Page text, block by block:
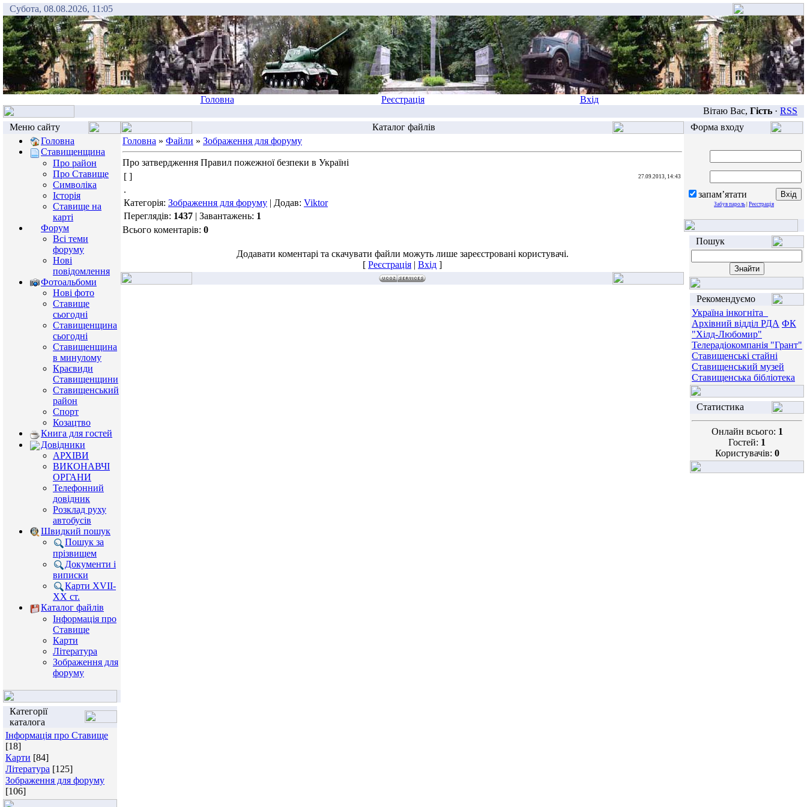
Субота, 08.08.2026, 11:05
Головна Реєстрація
Вхід
Вітаю Вас, Гість · RSS
Меню сайту
Головна
Ставищенщина
Про район
Про Ставище
Символіка
Історія
Ставище на
карті
Форум
Всі теми
форуму
Нові
повідомлення
Фотоальбоми
Нові фото
Ставище
сьогодні
Ставищенщина
сьогодні
Ставищенщина
в минулому
Краєвиди
Ставищенщини
Ставищенський
район
Спорт
Козацтво
Книга для гостей
Довідники
АРХІВИ
ВИКОНАВЧІ
ОРГАНИ
Телефонний
довідник
Розклад руху
автобусів
Швидкий пошук
Пошук за
прізвищем
Документи і
виписки
Карти XVII-
XX ст.
Каталог файлів
Інформація про
Ставище
Карти
Література
Зображення для
форуму
Категорії
каталога
Інформація про Ставище
[18]
Карти [84]
Література [125]
Зображення для форуму
[106]
Каталог файлів
Головна » Файли » Зображення для форуму
Про затвердження Правил пожежної безпеки в Україні
[ ]
27.09.2013, 14:43
.
Категорія: Зображення для форуму | Додав: Viktor
Переглядів: 1437 | Завантажень: 1
Всього коментарів: 0
Додавати коментарі та скачувати файли можуть лише зареєстровані користувачі.
[ Реєстрація | Вхід ]
Форма входу
запам’ятати
Забув пароль Реєстрація
Пошук
Рекомендуємо
Україна інкогніта_
Архівний відділ РДА ФК
"Хілд-Любомир"
Телерадіокомпанія "Грант"
Ставищенські стайні
Ставищенський музей
Ставищенська бібліотека
Статистика
Онлайн всього: 1
Гостей: 1
Користувачів: 0